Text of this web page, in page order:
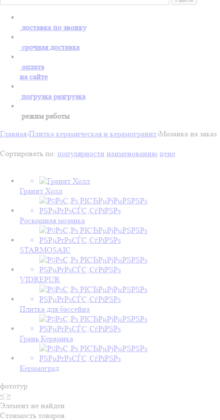
доставка по звонку
срочная доставка
оплата
на сайте
погрузка разгрузка
режим работы
Главная›Плитка керамическая и керамогранит›Мозаика на заказ
Сортировать по: популярности наименованию цене
Гранит Холл
Роскошная мозаика
STARMOSAIC
VIDREPUR
Плитка для бассейна
Грань Керамика
Керамоград
фототур
< >
Элемент не найден
Стоимость товаров